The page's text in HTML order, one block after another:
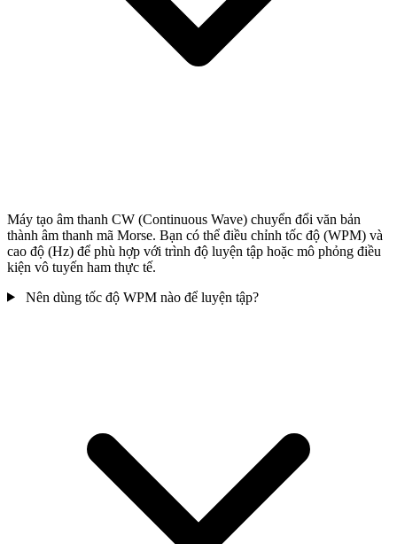
Máy tạo âm thanh CW (Continuous Wave) chuyển đổi văn bản
thành âm thanh mã Morse. Bạn có thể điều chỉnh tốc độ (WPM) và
cao độ (Hz) để phù hợp với trình độ luyện tập hoặc mô phỏng điều
kiện vô tuyến ham thực tế.
Nên dùng tốc độ WPM nào để luyện tập?